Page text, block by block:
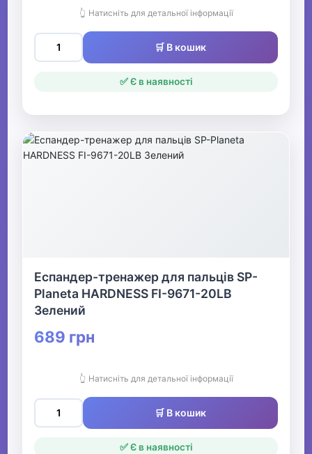
👆 Натисніть для детальної інформації
🛒 В кошик
✅ Є в наявності
Еспандер-тренажер для пальців SP-
Planeta HARDNESS FI-9671-20LB
Зелений
689 грн
👆 Натисніть для детальної інформації
🛒 В кошик
✅ Є в наявності